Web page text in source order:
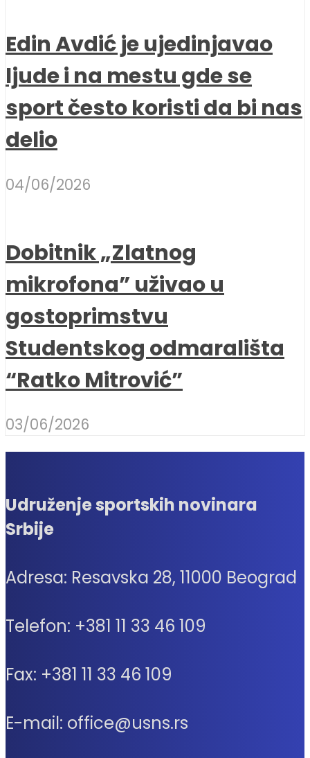
Edin Avdić je ujedinjavao
ljude i na mestu gde se
sport često koristi da bi nas
delio
04/06/2026
Dobitnik „Zlatnog
mikrofona” uživao u
gostoprimstvu
Studentskog odmarališta
“Ratko Mitrović”
03/06/2026
Udruženje sportskih novinara
Srbije
Adresa: Resavska 28, 11000 Beograd
Telefon: +381 11 33 46 109
Fax: +381 11 33 46 109
E-mail: office@usns.rs